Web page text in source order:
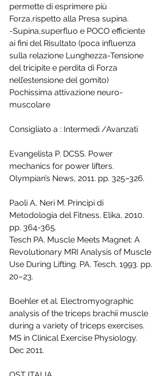
permette di esprimere più
Forza,rispetto alla Presa supina.
-Supina,superfluo e POCO efficiente
ai fini del Risultato (poca influenza
sulla relazione Lunghezza-Tensione
del tricipite e perdita di Forza
nell’estensione del gomito)
Pochissima attivazione neuro-
muscolare
Consigliato a : Intermedi /Avanzati
Evangelista P. DCSS. Power
mechanics for power lifters.
Olympian’s News, 2011. pp. 325–326.
Paoli A, Neri M. Principi di
Metodologia del Fitness. Elika, 2010.
pp. 364-365.
Tesch PA. Muscle Meets Magnet: A
Revolutionary MRI Analysis of Muscle
Use During Lifting. PA. Tesch, 1993. pp.
20–23.
Boehler et al. Electromyographic
analysis of the triceps brachii muscle
during a variety of triceps exercises.
MS in Clinical Exercise Physiology.
Dec 2011.